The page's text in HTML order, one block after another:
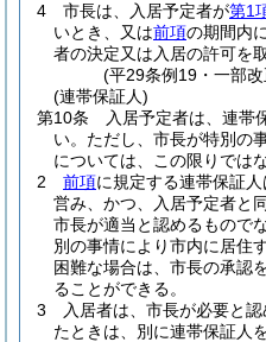
4
市長は、入居予定者が第1
いとき、又は前項の期間内
者の決定又は入居の許可を
(平29条例19・一部改
(連帯保証人)
第10条
入居予定者は、連帯
い。 ただし、市長が特別の
については、この限りではな
2
前項に規定する連帯保証
営み、かつ、入居予定者と
市長が適当と認めるもので
別の事情により市内に居住
困難な場合は、市長の承認
ることができる。
3
入居者は、市長が必要と
たときは、別に連帯保証人